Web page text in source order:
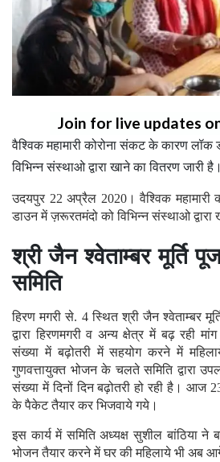
Join for live updates
वैश्विक महामारी कोरोना संकट के कारण
विभिन्न संस्थाओ द्वारा खाने का वितरण जारी है।
उदयपुर 22 अप्रैल 2020। वैश्विक
डाउन में ज़रूरतमंदो को विभिन्न संस्थाओ द्वारा
श्री जैन श्वेताम्बर मूर्ति
समिति
हिरण मगरी से. 4 स्थित श्री जैन श्वेताम्बर
द्वारा हिरणमगरी व अन्य क्षेत्र में बढ़ रही
संख्या में बढ़ोतरी में सहयोग करने में
गुणवत्तायुक्त भोजन के चलते समिति द्वारा
संख्या में दिनों दिन बढ़ोतरी हो रही है। आज
के पैकेट तैयार कर भिजवाये गये।
इस कार्य में समिति अध्यक्ष सुशील बांठिया
भोजन तैयार करने में घर की महिलाये भी अब